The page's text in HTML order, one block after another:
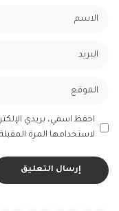
احفظ اسمي، بريدي
لاستخدامها المرة